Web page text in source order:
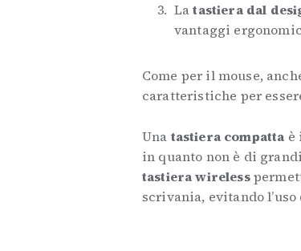
Latastiera dal
vantaggi
Come per il mouse,
caratteristiche per
Una tastiera compatta è
in quanto non è di
tastiera wireless
scrivania, evitando